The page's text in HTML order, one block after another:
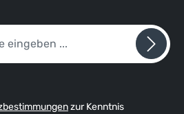
zur Kenntnis